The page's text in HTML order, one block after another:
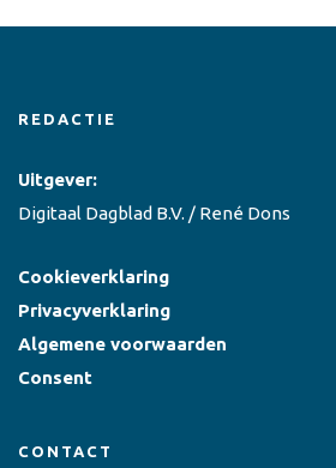
REDACTIE
Uitgever:
Digitaal Dagblad B.V. / René Dons
Cookieverklaring
Privacyverklaring
Algemene voorwaarden
Consent
CONTACT